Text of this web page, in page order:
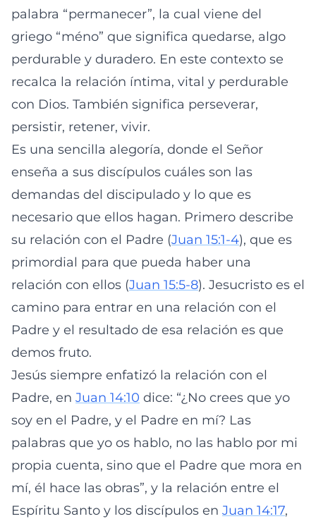
palabra “permanecer”, la cual viene del
griego “méno” que significa quedarse, algo
perdurable y duradero. En este contexto se
recalca la relación íntima, vital y perdurable
con Dios. También significa perseverar,
persistir, retener, vivir.
Es una sencilla alegoría, donde el Señor
enseña a sus discípulos cuáles son las
demandas del discipulado y lo que es
necesario que ellos hagan. Primero describe
su relación con el Padre (Juan 15:1-4), que es
primordial para que pueda haber una
relación con ellos (Juan 15:5-8). Jesucristo es el
camino para entrar en una relación con el
Padre y el resultado de esa relación es que
demos fruto.
Jesús siempre enfatizó la relación con el
Padre, en Juan 14:10 dice: “¿No crees que yo
soy en el Padre, y el Padre en mí? Las
palabras que yo os hablo, no las hablo por mi
propia cuenta, sino que el Padre que mora en
mí, él hace las obras”, y la relación entre el
Espíritu Santo y los discípulos en Juan 14:17,